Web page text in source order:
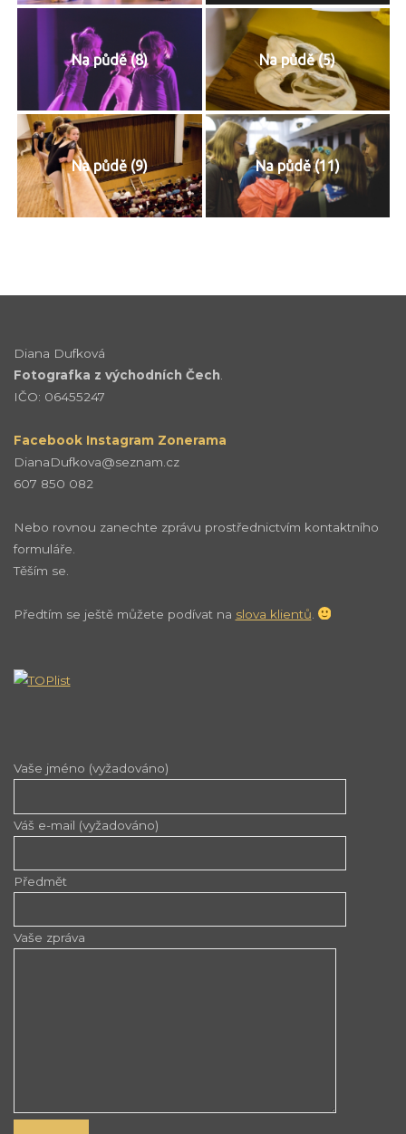
Na půdě (8) Na půdě (5)
Na půdě (9) Na půdě (11)
Diana Dufková
Fotografka z východních Čech
IČO: 06455247
Facebook Instagram Zonerama
DianaDufkova@seznam.cz
607 850 082
Nebo rovnou zanechte zprávu prostřednictvím kontaktního
formuláře.
Těším se.
Předtím se ještě můžete podívat na slova klientů
Vaše jméno (vyžadováno)
Váš e-mail (vyžadováno)
Předmět
Vaše zpráva